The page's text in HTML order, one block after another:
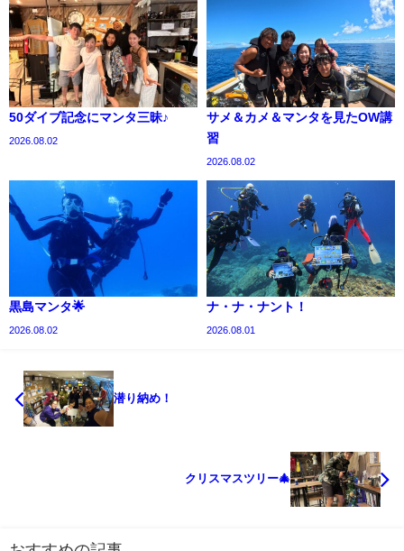
50ダイブ記念にマンタ三昧♪
2026.08.02
サメ＆カメ＆マンタを見たOW講
習
2026.08.02
黒島マンタ🌟
2026.08.02
ナ・ナ・ナント！
2026.08.01
潜り納め！
クリスマスツリー🎄